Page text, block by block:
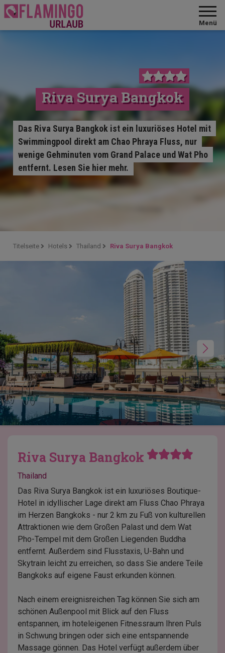
Menü
Riva Surya Bangkok
Das Riva Surya Bangkok ist ein luxuriöses Hotel mit
Swimmingpool direkt am Chao Phraya Fluss, nur
wenige Gehminuten vom Grand Palace und Wat Pho
entfernt. Lesen Sie hier mehr.
Titelseite Hotels Thailand Riva Surya Bangkok
Riva Surya Bangkok
Thailand
Das Riva Surya Bangkok ist ein luxuriöses Boutique-
Hotel in idyllischer Lage direkt am Fluss Chao Phraya
im Herzen Bangkoks - nur 2 km zu Fuß von kulturellen
Attraktionen wie dem Großen Palast und dem Wat
Pho-Tempel mit dem Großen Liegenden Buddha
entfernt. Außerdem sind Flusstaxis, U-Bahn und
Skytrain leicht zu erreichen, so dass Sie andere Teile
Bangkoks auf eigene Faust erkunden können.
Nach einem ereignisreichen Tag können Sie sich am
schönen Außenpool mit Blick auf den Fluss
entspannen, im hoteleigenen Fitnessraum Ihren Puls
in Schwung bringen oder sich eine entspannende
Massage gönnen. Das Hotel verfügt außerdem über